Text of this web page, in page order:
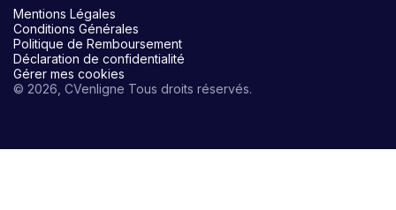
© 2026, CVenligne Tous droits réservés.
Mentions Légales
Conditions Générales
Politique de Remboursement
Déclaration de confidentialité
Gérer mes cookies